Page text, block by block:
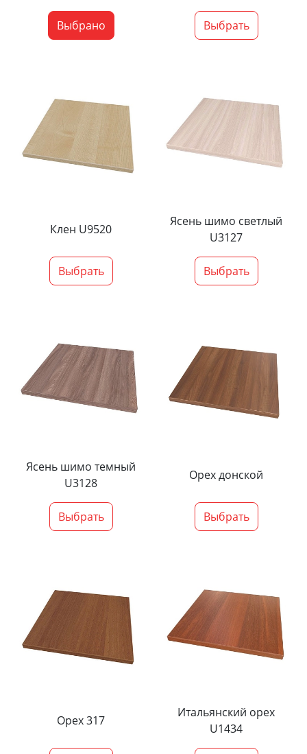
Выбрано Выбрать
Клен U9520
Выбрать
Ясень шимо светлый
U3127
Выбрать
Ясень шимо темный
U3128
Выбрать
Орех донской
Выбрать
Орех 317
Итальянский орех
U1434